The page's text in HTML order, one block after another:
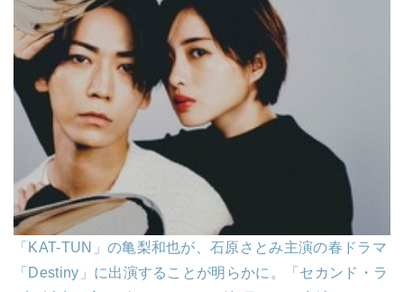
「KAT-TUN」の亀梨和也が、石原さとみ主演の春ドラマ
「Destiny」に出演することが明らかに。「セカンド・ラ